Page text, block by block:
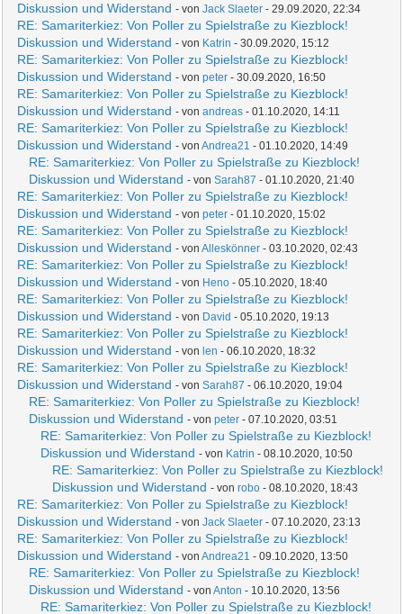
Diskussion und Widerstand - vonJack Slaeter - 29.09.2020, 22:34
RE: Samariterkiez: Von Poller zu Spielstraße zu Kiezblock!
Diskussion und Widerstand - von Katrin - 30.09.2020, 15:12
RE: Samariterkiez: Von Poller zu Spielstraße zu Kiezblock!
Diskussion und Widerstand - vonpeter - 30.09.2020, 16:50
RE: Samariterkiez: Von Poller zu Spielstraße zu Kiezblock!
Diskussion und Widerstand - vonandreas - 01.10.2020, 14:11
RE: Samariterkiez: Von Poller zu Spielstraße zu Kiezblock!
Diskussion und Widerstand - vonAndrea21 - 01.10.2020, 14:49
RE: Samariterkiez: Von Poller zu Spielstraße zu Kiezblock!
Diskussion und Widerstand - vonSarah87 - 01.10.2020, 21:40
RE: Samariterkiez: Von Poller zu Spielstraße zu Kiezblock!
Diskussion und Widerstand - vonpeter - 01.10.2020, 15:02
RE: Samariterkiez: Von Poller zu Spielstraße zu Kiezblock!
Diskussion und Widerstand - vonAlleskönner - 03.10.2020, 02:43
RE: Samariterkiez: Von Poller zu Spielstraße zu Kiezblock!
Diskussion und Widerstand - von Heno - 05.10.2020, 18:40
RE: Samariterkiez: Von Poller zu Spielstraße zu Kiezblock!
Diskussion und Widerstand - von David - 05.10.2020, 19:13
RE: Samariterkiez: Von Poller zu Spielstraße zu Kiezblock!
Diskussion und Widerstand - von len - 06.10.2020, 18:32
RE: Samariterkiez: Von Poller zu Spielstraße zu Kiezblock!
Diskussion und Widerstand - vonSarah87 - 06.10.2020, 19:04
RE: Samariterkiez: Von Poller zu Spielstraße zu Kiezblock!
Diskussion und Widerstand - vonpeter - 07.10.2020, 03:51
RE: Samariterkiez: Von Poller zu Spielstraße zu Kiezblock!
Diskussion und Widerstand - von Katrin - 08.10.2020, 10:50
RE: Samariterkiez: Von Poller zu Spielstraße zu Kiezblock!
Diskussion und Widerstand - vonrobo - 08.10.2020, 18:43
RE: Samariterkiez: Von Poller zu Spielstraße zu Kiezblock!
Diskussion und Widerstand - vonJack Slaeter - 07.10.2020, 23:13
RE: Samariterkiez: Von Poller zu Spielstraße zu Kiezblock!
Diskussion und Widerstand - vonAndrea21 - 09.10.2020, 13:50
RE: Samariterkiez: Von Poller zu Spielstraße zu Kiezblock!
Diskussion und Widerstand - vonAnton - 10.10.2020, 13:56
RE: Samariterkiez: Von Poller zu Spielstraße zu Kiezblock!